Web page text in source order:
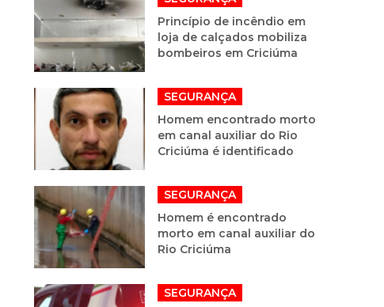
Princípio de incêndio em
loja de calçados mobiliza
bombeiros em Criciúma
SEGURANÇA
Homem encontrado morto
em canal auxiliar do Rio
Criciúma é identificado
SEGURANÇA
Homem é encontrado
morto em canal auxiliar do
Rio Criciúma
SEGURANÇA